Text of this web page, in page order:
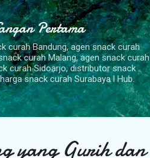
Pertama
curah Bandung, agen snack curah
curah Malang, agen snack curah
curah Sidoarjo, distributor snack
snack curah Surabaya l Hub.
yang Gurih dan